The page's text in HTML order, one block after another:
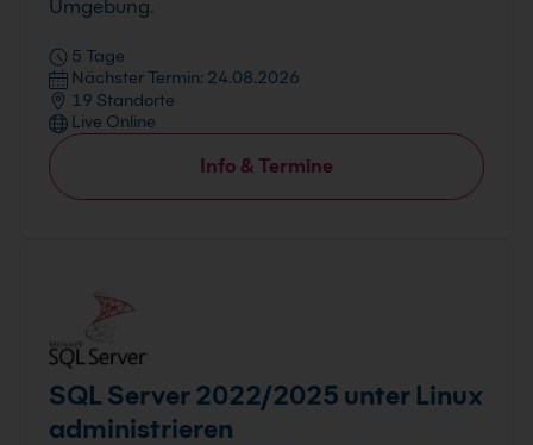
Umgebung.
5 Tage
Nächster Termin: 24.08.2026
19 Standorte
Live Online
Info & Termine
SQL Server 2022/2025 unter Linux
administrieren